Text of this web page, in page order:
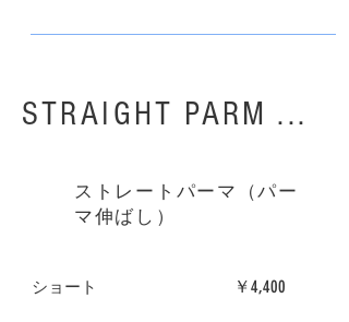
​STRAIGHT PARM ...
ストレートパーマ（パー
マ伸ばし）
​ショート ￥4,400